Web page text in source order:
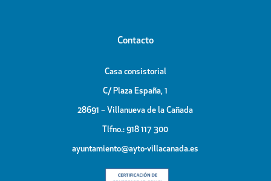
Contacto
Casa consistorial
C/ Plaza España, 1
28691 – Villanueva de la Cañada
Tlfno.: 918 117 300
ayuntamiento@ayto-villacanada.es